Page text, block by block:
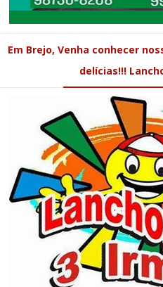
Em Brejo, Venha conhecer
delícias!!!